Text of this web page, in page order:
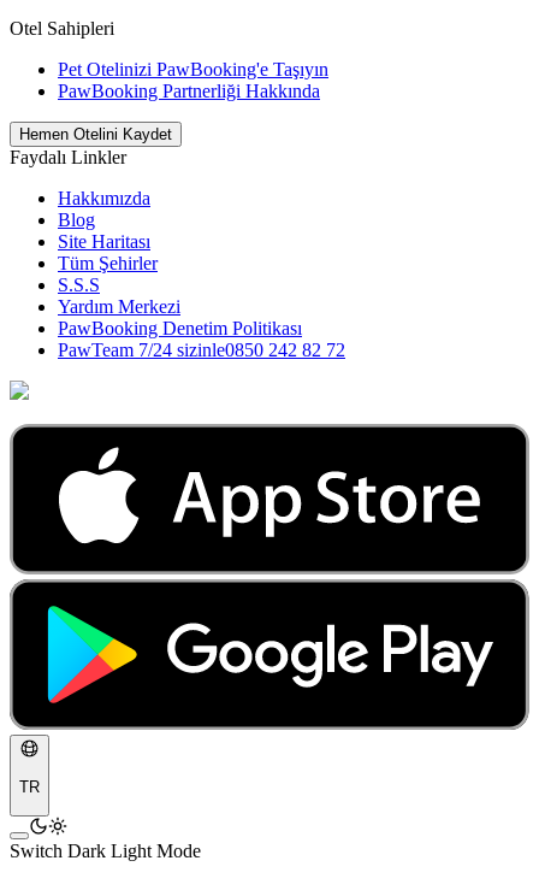
Otel Sahipleri
Pet Otelinizi PawBooking'e Taşıyın
PawBooking Partnerliği Hakkında
Hemen Otelini Kaydet
Faydalı Linkler
Hakkımızda
Blog
Site Haritası
Tüm Şehirler
S.S.S
Yardım Merkezi
PawBooking Denetim Politikası
PawTeam 7/24 sizinle0850 242 82 72
TR
Switch Dark Light Mode